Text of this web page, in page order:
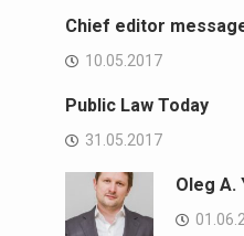
Chief editor
10.05.2017
Public Law Today
31.05.2017
Oleg A.